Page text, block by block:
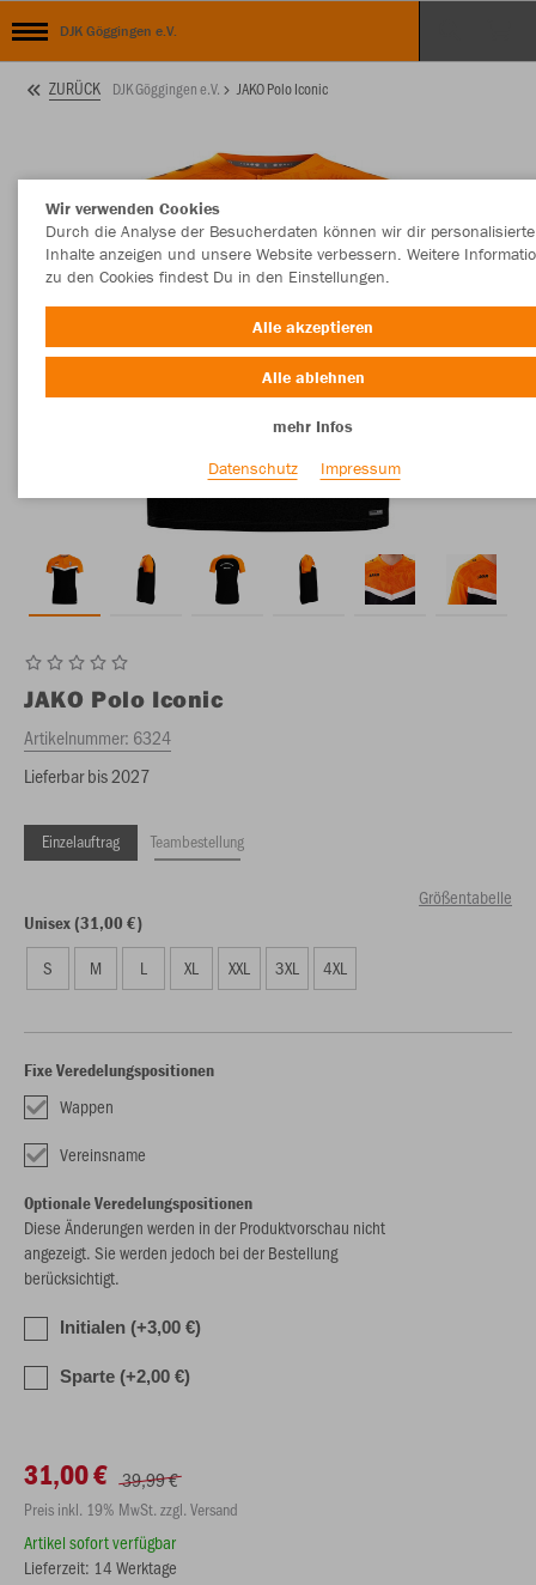
DJK Göggingen e.V.
ZURÜCK DJK Göggingen e.V. JAKO Polo Iconic
JAKO Polo Iconic
Artikelnummer: 6324
Lieferbar bis 2027
Einzelauftrag Teambestellung
Größentabelle
Unisex (31,00 €)
S M L XL XXL 3XL 4XL
Fixe Veredelungspositionen
Wappen
Vereinsname
Optionale Veredelungspositionen
Diese Änderungen werden in der Produktvorschau nicht
angezeigt. Sie werden jedoch bei der Bestellung
berücksichtigt.
Initialen (+3,00 €)
Sparte (+2,00 €)
31,00 € 39,99 €
Preis inkl. 19% MwSt. zzgl. Versand
Artikel sofort verfügbar
Lieferzeit: 14 Werktage
Wir verwenden Cookies
Durch die Analyse der Besucherdaten können wir dir personalisierte
Inhalte anzeigen und unsere Website verbessern. Weitere
zu den Cookies findest Du in den Einstellungen.
Alle akzeptieren
Alle ablehnen
mehr Infos
Datenschutz
Impressum